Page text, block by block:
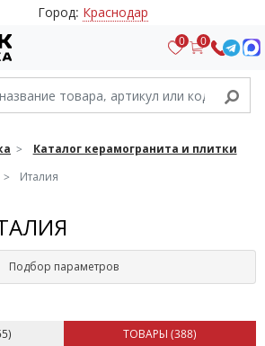
Город: Краснодар
0 0
Каталог керамогранита и плитки
Италия
Подбор параметров
) ТОВАРЫ (388)